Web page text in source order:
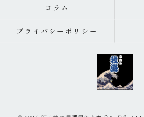
コラム
プライバシーポリシー